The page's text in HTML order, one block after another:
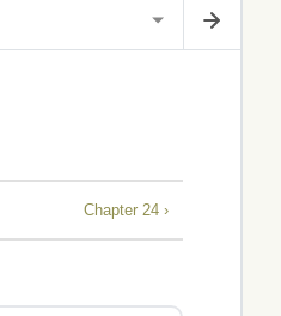
Chapter 24 ›